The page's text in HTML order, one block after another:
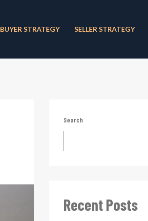
BUYER STRATEGY SELLER STRATEGY
Search
Recent Posts